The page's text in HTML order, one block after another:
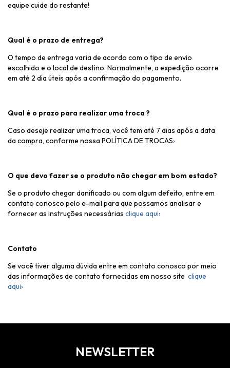
equipe cuide do restante!
Qual é o prazo de entrega?
O tempo de entrega varia de acordo com o tipo de envio
escolhido e o local de destino. Normalmente, a expedição ocorre
em até 2 dia úteis após a confirmação do pagamento.
Qual é o prazo para realizar uma troca ?
Caso deseje realizar uma troca, você tem até 7 dias após a data
da compra, conforme nossaPOLÍTICA DE TROCAS›
O que devo fazer se o produto não chegar em bom estado?
Se o produto chegar danificado ou com algum defeito, entre em
contato conosco pelo e-mail para que possamos analisar e
fornecer as instruções necessárias clique aqui›
Contato
Se você tiver alguma dúvida entre em contato conosco por meio
das informações de contato fornecidas em nosso site clique
aqui›
NEWSLETTER